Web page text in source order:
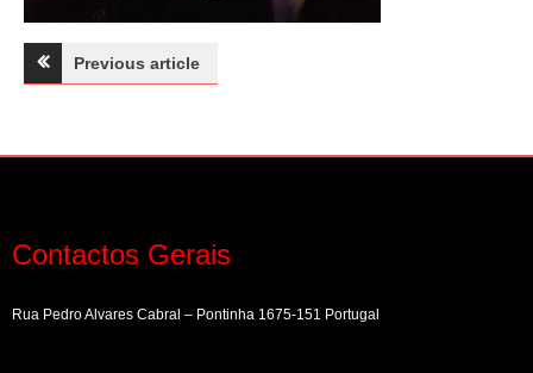
Navegação
artigos
Previous article
Contactos Gerais
Rua Pedro Alvares Cabral – Pontinha 1675-151 Portugal